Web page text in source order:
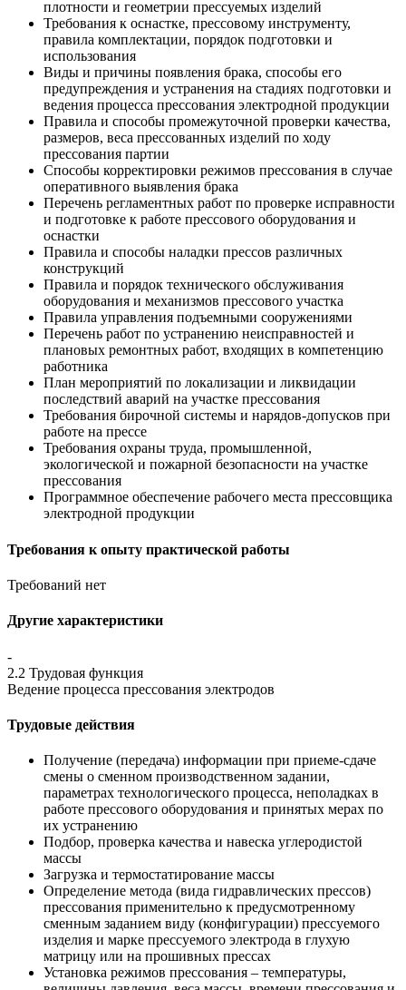
плотности и геометрии прессуемых изделий
Требования к оснастке, прессовому инструменту,
правила комплектации, порядок подготовки и
использования
Виды и причины появления брака, способы его
предупреждения и устранения на стадиях подготовки и
ведения процесса прессования электродной продукции
Правила и способы промежуточной проверки качества,
размеров, веса прессованных изделий по ходу
прессования партии
Способы корректировки режимов прессования в случае
оперативного выявления брака
Перечень регламентных работ по проверке исправности
и подготовке к работе прессового оборудования и
оснастки
Правила и способы наладки прессов различных
конструкций
Правила и порядок технического обслуживания
оборудования и механизмов прессового участка
Правила управления подъемными сооружениями
Перечень работ по устранению неисправностей и
плановых ремонтных работ, входящих в компетенцию
работника
План мероприятий по локализации и ликвидации
последствий аварий на участке прессования
Требования бирочной системы и нарядов-допусков при
работе на прессе
Требования охраны труда, промышленной,
экологической и пожарной безопасности на участке
прессования
Программное обеспечение рабочего места прессовщика
электродной продукции
Требования к опыту практической работы
Требований нет
Другие характеристики
-
2.2 Трудовая функция
Ведение процесса прессования электродов
Трудовые действия
Получение (передача) информации при приеме-сдаче
смены о сменном производственном задании,
параметрах технологического процесса, неполадках в
работе прессового оборудования и принятых мерах по
их устранению
Подбор, проверка качества и навеска углеродистой
массы
Загрузка и термостатирование массы
Определение метода (вида гидравлических прессов)
прессования применительно к предусмотренному
сменным заданием виду (конфигурации) прессуемого
изделия и марке прессуемого электрода в глухую
матрицу или на прошивных прессах
Установка режимов прессования – температуры,